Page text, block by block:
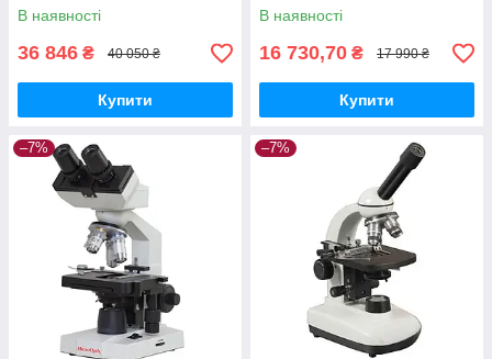
В наявності
36 846 ₴ 40 050 ₴
Купити
В наявності
16 730,70 ₴ 17 990 ₴
Купити
–7% –7%